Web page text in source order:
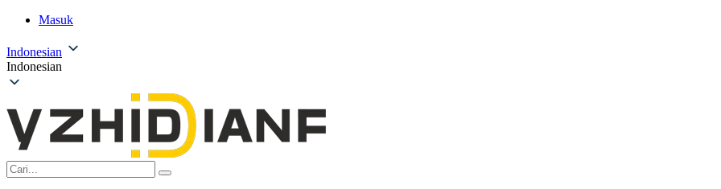
Masuk
Indonesian
Indonesian